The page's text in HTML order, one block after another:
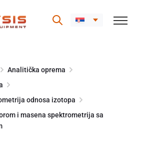
Analitička oprema
odnosa izotopa
i masena spektrometrija sa